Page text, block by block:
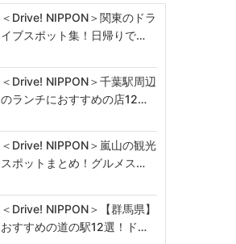
＜Drive! NIPPON＞関東のドラ
イブスポット集！日帰りで…
＜Drive! NIPPON＞千葉駅周辺
のランチにおすすめの店12…
＜Drive! NIPPON＞嵐山の観光
スポットまとめ！グルメス…
＜Drive! NIPPON＞【群馬県】
おすすめの道の駅12選！ド…